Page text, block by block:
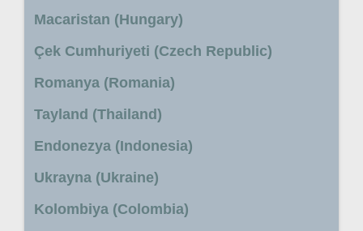
Macaristan (Hungary)
Çek Cumhuriyeti (Czech Republic)
Romanya (Romania)
Tayland (Thailand)
Endonezya (Indonesia)
Ukrayna (Ukraine)
Kolombiya (Colombia)